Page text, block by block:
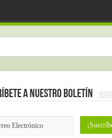
a nuestro Boletín